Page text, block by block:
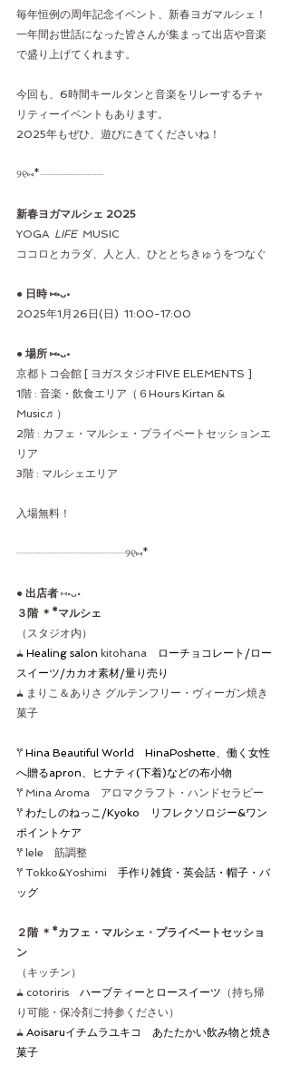
毎年恒例の周年記念イベント、新春ヨガマルシェ！
一年間お世話になった皆さんが集まって出店や音楽
で盛り上げてくれます。
今回も、6時間キールタンと音楽をリレーするチャ
リティーイベントもあります。
2025年もぜひ、遊びにきてくださいね！
୨୧⑅︎*┈︎┈︎┈︎┈︎┈︎┈︎┈┈︎┈︎┈︎
新春ヨガマルシェ 2025
YOGA LIFE MUSIC
ココロとカラダ、人と人、ひととちきゅうをつなぐ
● 日時 ⑅•ᴗ•
2025年1月26日(日)  11:00-17:00
● 場所 ⑅•ᴗ•
京都トコ会館 [ ヨガスタジオFIVE ELEMENTS ]
1階 : 音楽・飲食エリア（６Hours Kirtan &
Music♬）
2階 : カフェ・マルシェ・プライベートセッションエ
リア
3階 : マルシェエリア
入場無料！
┈︎┈︎┈︎┈︎┈︎┈︎┈┈︎┈︎┈︎୨୧⑅︎*
● 出店者 ⑅•ᴗ•
３階 ＊*マルシェ
（スタジオ内）
𖢇 Healing salon kitohana
ローチョコレート/ロー
スイーツ/カカオ素材/量り売り
𖢇 まりこ＆ありさ グルテンフリー・ヴィーガン焼き
菓子
𖦥 Hina Beautiful World　HinaPoshette、働く女性
へ贈るapron、ヒナティ(下着)などの布小物
𖦥 Mina Aroma　アロマクラフト・ハンドセラピー
𖦥 わたしのねっこ/Kyoko　リフレクソロジー&ワン
ポイントケア
𖦥 lele　筋調整
𖦥 Tokko&Yoshimi 手作り雑貨・英会話・帽子・バ
ッグ
２階 ＊*カフェ・マルシェ・プライベートセッショ
ン
（キッチン）
𖢇 cotoriris ハーブティーとロースイーツ （持ち帰
り可能・保冷剤ご持参ください）
𖢇 Aoisaruイチムラユキコ　あたたかい飲み物と焼き
菓子